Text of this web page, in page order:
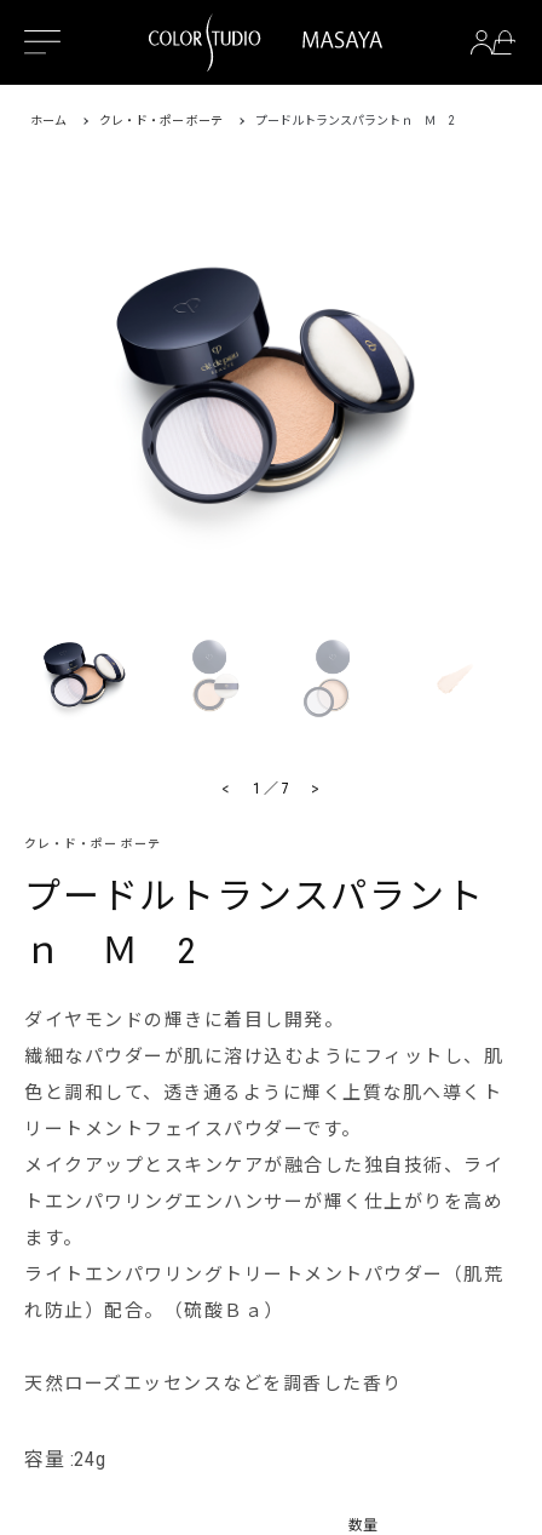
ホーム クレ・ド・ポー ボーテ プードルトランスパラントｎ Ｍ 2
< >
1 ／ 7
クレ・ド・ポー ボーテ
プードルトランスパラント
ｎ Ｍ 2
ダイヤモンドの輝きに着目し開発。
繊細なパウダーが肌に溶け込むようにフィットし、肌
色と調和して、透き通るように輝く上質な肌へ導くト
リートメントフェイスパウダーです。
メイクアップとスキンケアが融合した独自技術、ライ
トエンパワリングエンハンサーが輝く仕上がりを高め
ます。
ライトエンパワリングトリートメントパウダー（肌荒
れ防止）配合。（硫酸Ｂａ）
天然ローズエッセンスなどを調香した香り
容量 :24g
数量